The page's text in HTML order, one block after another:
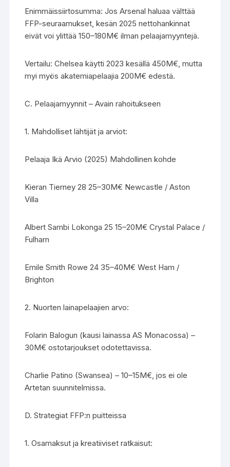
Enimmäissiirtosumma: Jos Arsenal haluaa välttää
FFP-seuraamukset, kesän 2025 nettohankinnat
eivät voi ylittää 150–180M€ ilman pelaajamyyntejä.
Vertailu: Chelsea käytti 2023 kesällä 450M€, mutta
myi myös akatemiapelaajia 200M€ edestä.
C. Pelaajamyynnit – Avain rahoitukseen
1. Mahdolliset lähtijät ja arviot:
Pelaaja Ikä Arvio (2025) Mahdollinen kohde
Kieran Tierney 28 25–30M€ Newcastle / Aston
Villa
Albert Sambi Lokonga 25 15–20M€ Crystal Palace /
Fulham
Emile Smith Rowe 24 35–40M€ West Ham /
Brighton
2. Nuorten lainapelaajien arvo:
Folarin Balogun (kausi lainassa AS Monacossa) –
30M€ ostotarjoukset odotettavissa.
Charlie Patino (Swansea) – 10–15M€, jos ei ole
Artetan suunnitelmissa.
D. Strategiat FFP:n puitteissa
1. Osamaksut ja kreatiiviset ratkaisut: